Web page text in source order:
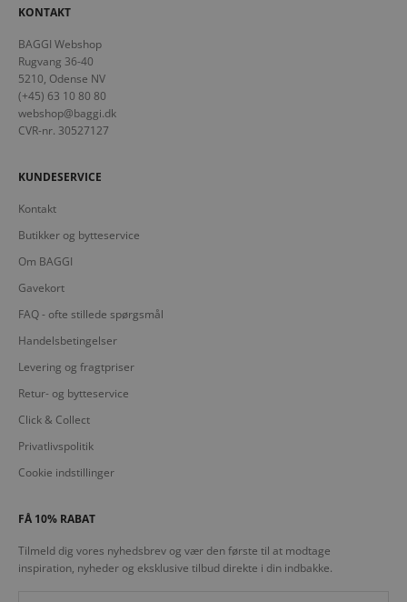
KONTAKT
BAGGI Webshop
Rugvang 36-40
5210, Odense NV
(+45) 63 10 80 80
webshop@baggi.dk
CVR-nr. 30527127
KUNDESERVICE
Kontakt
Butikker og bytteservice
Om BAGGI
Gavekort
FAQ - ofte stillede spørgsmål
Handelsbetingelser
Levering og fragtpriser
Retur- og bytteservice
Click & Collect
Privatlivspolitik
Cookie indstillinger
FÅ 10% RABAT
Tilmeld dig vores nyhedsbrev og vær den første til at modtage
inspiration, nyheder og eksklusive tilbud direkte i din indbakke.